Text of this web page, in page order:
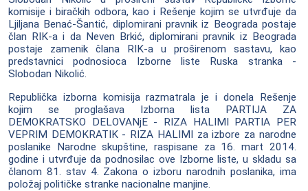
komisije i biračkih odbora, kao i Rešenje kojim se utvrđuje da
Ljiljana Benać-Šantić, diplomirani pravnik iz Beograda postaje
član RIK-a i da Neven Brkić, diplomirani pravnik iz Beograda
postaje zamenik člana RIK-a u proširenom sastavu, kao
predstavnici podnosioca Izborne liste Ruska stranka -
Slobodan Nikolić.
Republička izborna komisija razmatrala je i donela Rešenje
kojim se proglašava Izborna lista PARTIJA ZA
DEMOKRATSKO DELOVANjE - RIZA HALIMI PARTIA PER
VEPRIM DEMOKRATIK - RIZA HALIMI za izbore za narodne
poslanike Narodne skupštine, raspisane za 16. mart 2014.
godine i utvrđuje da podnosilac ove Izborne liste, u skladu sa
članom 81. stav 4. Zakona o izboru narodnih poslanika, ima
položaj političke stranke nacionalne manjine.